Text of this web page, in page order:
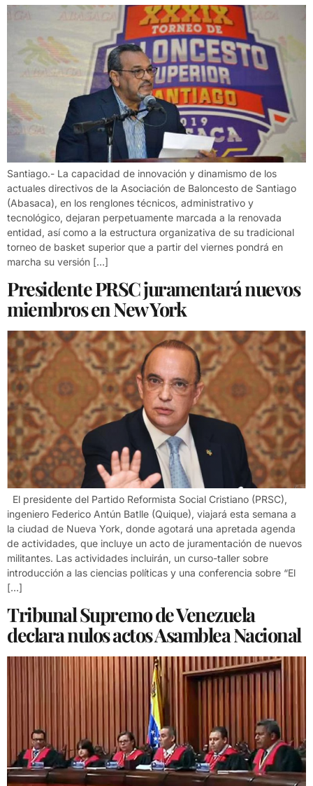
Santiago.- La capacidad de innovación y dinamismo de los
actuales directivos de la Asociación de Baloncesto de Santiago
(Abasaca), en los renglones técnicos, administrativo y
tecnológico, dejaran perpetuamente marcada a la renovada
entidad, así como a la estructura organizativa de su tradicional
torneo de basket superior que a partir del viernes pondrá en
marcha su versión […]
Presidente PRSC juramentará nuevos
miembros en New York
El presidente del Partido Reformista Social Cristiano (PRSC),
ingeniero Federico Antún Batlle (Quique), viajará esta semana a
la ciudad de Nueva York, donde agotará una apretada agenda
de actividades, que incluye un acto de juramentación de nuevos
militantes. Las actividades incluirán, un curso-taller sobre
introducción a las ciencias políticas y una conferencia sobre “El
[…]
Tribunal Supremo de Venezuela
declara nulos actos Asamblea Nacional